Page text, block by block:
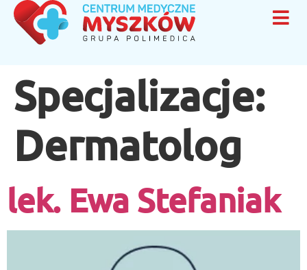
Specjalizacje:
Dermatolog
lek. Ewa Stefaniak